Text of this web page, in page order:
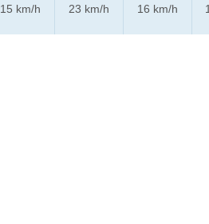
15 km/h
23 km/h
16 km/h